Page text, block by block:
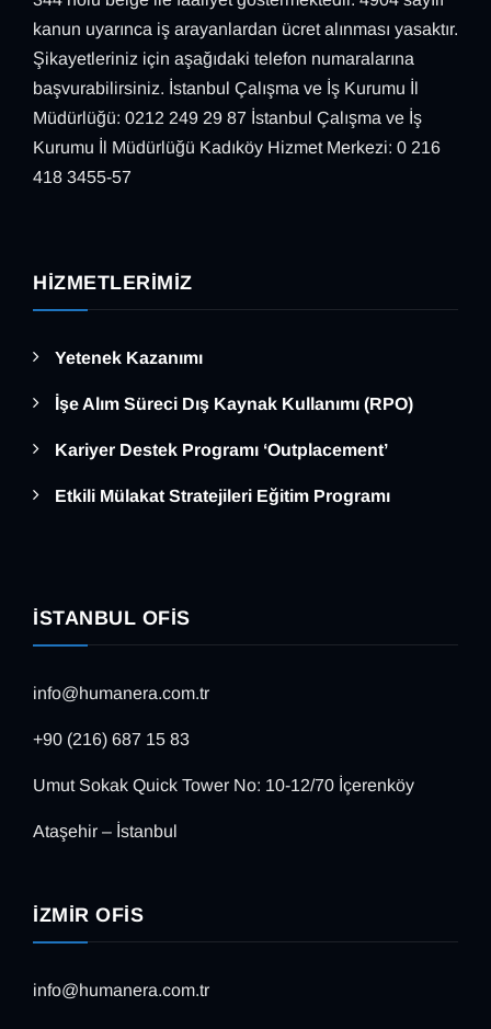
kanun uyarınca iş arayanlardan ücret alınması yasaktır.
Şikayetleriniz için aşağıdaki telefon numaralarına
başvurabilirsiniz. İstanbul Çalışma ve İş Kurumu İl
Müdürlüğü: 0212 249 29 87 İstanbul Çalışma ve İş
Kurumu İl Müdürlüğü Kadıköy Hizmet Merkezi: 0 216
418 3455-57
HIZMETLERIMIZ
Yetenek Kazanımı
İşe Alım Süreci Dış Kaynak Kullanımı (RPO)
Kariyer Destek Programı ‘Outplacement’
Etkili Mülakat Stratejileri Eğitim Programı
İSTANBUL OFIS
info@humanera.com.tr
+90 (216) 687 15 83
Umut Sokak Quick Tower No: 10-12/70 İçerenköy
Ataşehir – İstanbul
İZMIR OFIS
info@humanera.com.tr